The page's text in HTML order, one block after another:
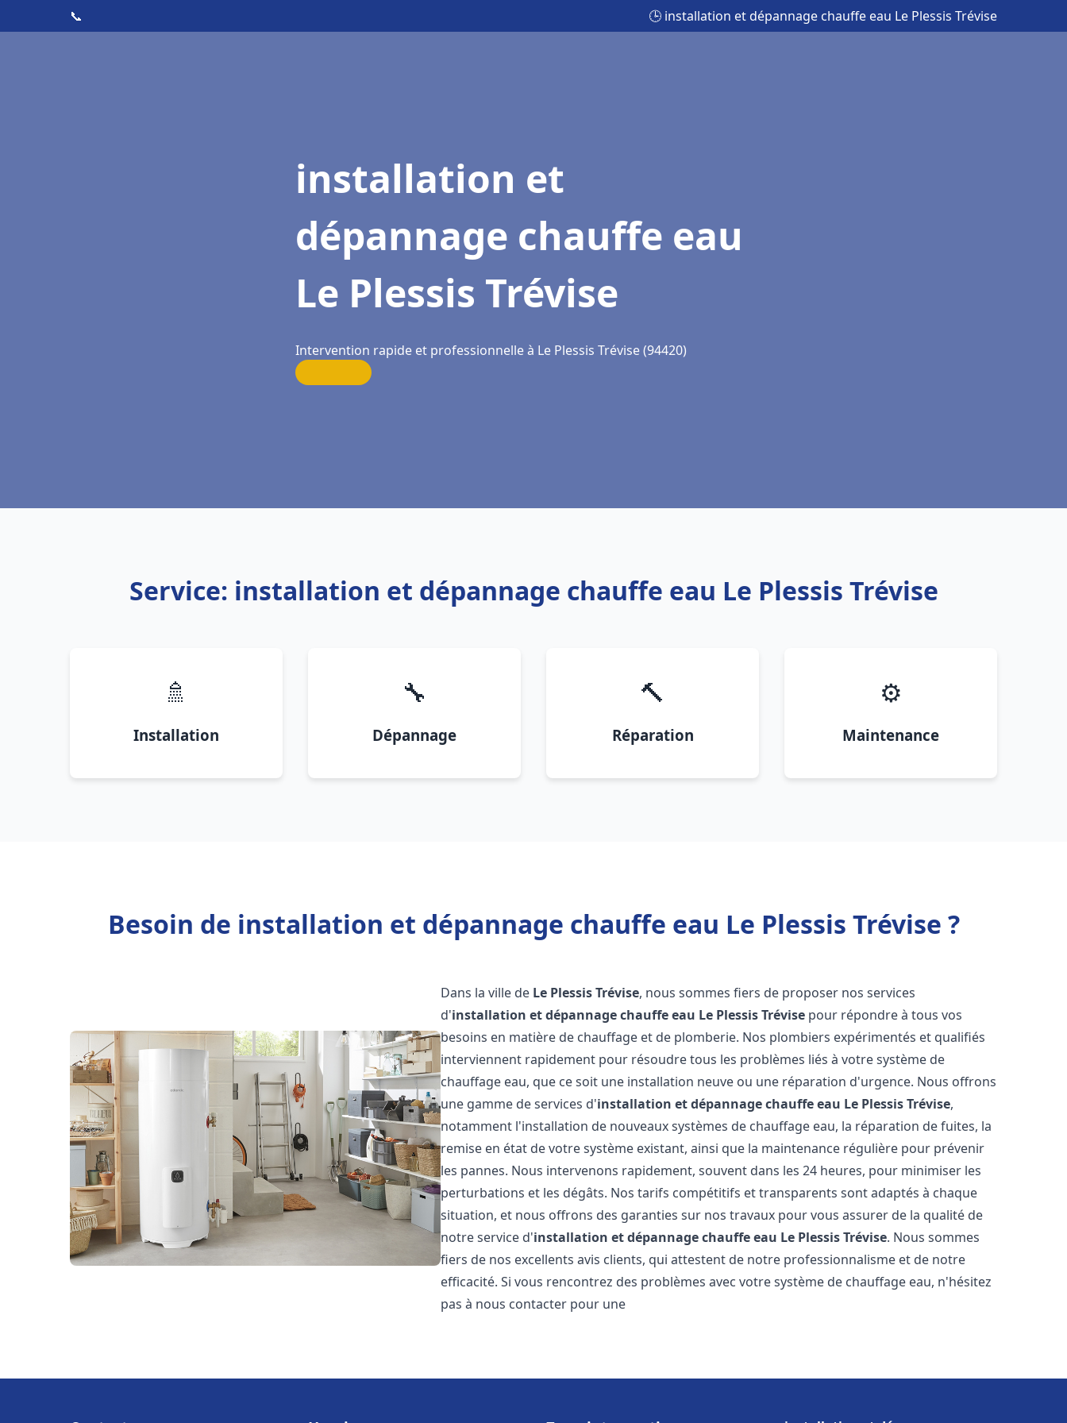
📞 🕒 installation et dépannage chauffe eau Le Plessis Trévise
installation et
dépannage chauffe eau
Le Plessis Trévise
Intervention rapide et professionnelle à Le Plessis Trévise (94420)
Service: installation et dépannage chauffe eau Le Plessis Trévise
🚿
Installation
🔧
Dépannage
🔨
Réparation
⚙️
Maintenance
Besoin de installation et dépannage chauffe eau Le Plessis Trévise ?
Dans la ville de Le Plessis Trévise, nous sommes fiers de proposer nos services
d'installation et dépannage chauffe eau Le Plessis Trévise pour répondre à tous vos
besoins en matière de chauffage et de plomberie. Nos plombiers expérimentés et qualifiés
interviennent rapidement pour résoudre tous les problèmes liés à votre système de
chauffage eau, que ce soit une installation neuve ou une réparation d'urgence. Nous offrons
une gamme de services d'installation et dépannage chauffe eau Le Plessis Trévise,
notamment l'installation de nouveaux systèmes de chauffage eau, la réparation de fuites, la
remise en état de votre système existant, ainsi que la maintenance régulière pour prévenir
les pannes. Nous intervenons rapidement, souvent dans les 24 heures, pour minimiser les
perturbations et les dégâts. Nos tarifs compétitifs et transparents sont adaptés à chaque
situation, et nous offrons des garanties sur nos travaux pour vous assurer de la qualité de
notre service d'installation et dépannage chauffe eau Le Plessis Trévise. Nous sommes
fiers de nos excellents avis clients, qui attestent de notre professionnalisme et de notre
efficacité. Si vous rencontrez des problèmes avec votre système de chauffage eau, n'hésitez
pas à nous contacter pour une